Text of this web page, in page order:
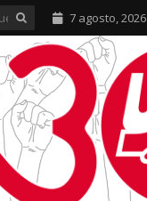
7 agosto, 2026